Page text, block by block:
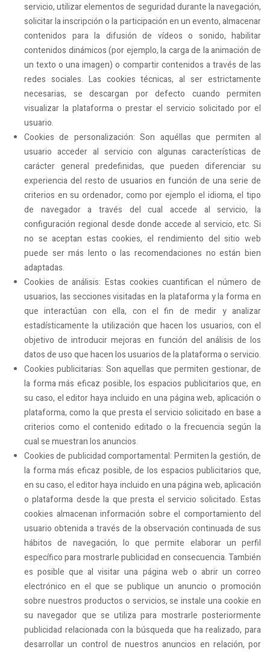
servicio, utilizar elementos de seguridad durante la navegación,
solicitar la inscripción o la participación en un evento, almacenar
contenidos para la difusión de vídeos o sonido, habilitar
contenidos dinámicos (por ejemplo, la carga de la animación de
un texto o una imagen) o compartir contenidos a través de las
redes sociales. Las cookies técnicas, al ser estrictamente
necesarias, se descargan por defecto cuando permiten
visualizar la plataforma o prestar el servicio solicitado por el
usuario.
Cookies de personalización: Son aquéllas que permiten al
usuario acceder al servicio con algunas características de
carácter general predefinidas, que pueden diferenciar su
experiencia del resto de usuarios en función de una serie de
criterios en su ordenador, como por ejemplo el idioma, el tipo
de navegador a través del cual accede al servicio, la
configuración regional desde donde accede al servicio, etc. Si
no se aceptan estas cookies, el rendimiento del sitio web
puede ser más lento o las recomendaciones no están bien
adaptadas.
Cookies de análisis: Estas cookies cuantifican el número de
usuarios, las secciones visitadas en la plataforma y la forma en
que interactúan con ella, con el fin de medir y analizar
estadísticamente la utilización que hacen los usuarios, con el
objetivo de introducir mejoras en función del análisis de los
datos de uso que hacen los usuarios de la plataforma o servicio.
Cookies publicitarias: Son aquellas que permiten gestionar, de
la forma más eficaz posible, los espacios publicitarios que, en
su caso, el editor haya incluido en una página web, aplicación o
plataforma, como la que presta el servicio solicitado en base a
criterios como el contenido editado o la frecuencia según la
cual se muestran los anuncios.
Cookies de publicidad comportamental: Permiten la gestión, de
la forma más eficaz posible, de los espacios publicitarios que,
en su caso, el editor haya incluido en una página web, aplicación
o plataforma desde la que presta el servicio solicitado. Estas
cookies almacenan información sobre el comportamiento del
usuario obtenida a través de la observación continuada de sus
hábitos de navegación, lo que permite elaborar un perfil
específico para mostrarle publicidad en consecuencia. También
es posible que al visitar una página web o abrir un correo
electrónico en el que se publique un anuncio o promoción
sobre nuestros productos o servicios, se instale una cookie en
su navegador que se utiliza para mostrarle posteriormente
publicidad relacionada con la búsqueda que ha realizado, para
desarrollar un control de nuestros anuncios en relación, por